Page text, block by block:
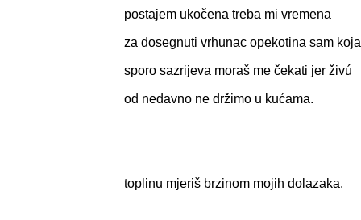
postajem ukočena treba mi vremena
za dosegnuti vrhunac opekotina sam koja
sporo sazrijeva moraš me čekati jer živú
od nedavno ne držimo u kućama.
toplinu mjeriš brzinom mojih dolazaka.